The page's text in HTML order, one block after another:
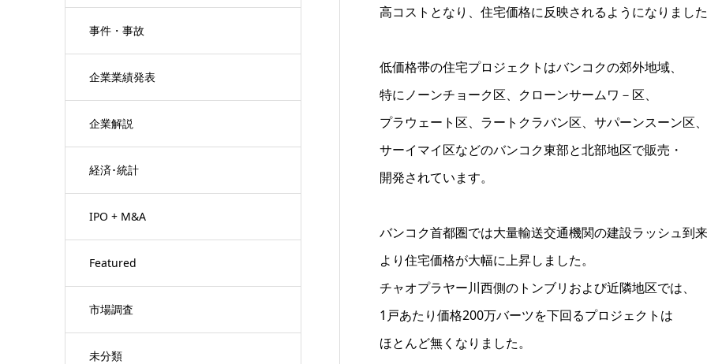
事件・事故
企業業績発表
企業解説
経済･統計
IPO + M&A
Featured
市場調査
未分類
高コストとなり、住宅価格に反映されるようになりました
低価格帯の住宅プロジェクトはバンコクの郊外地域、
特にノーンチョーク区、クローンサームワ－区、
プラウェート区、ラートクラバン区、サパーンスーン区、
サーイマイ区などのバンコク東部と北部地区で販売・
開発されています。
バンコク首都圏では大量輸送交通機関の建設ラッシュ到
より住宅価格が大幅に上昇しました。
チャオプラヤー川西側のトンブリおよび近隣地区では、
1戸あたり価格200万バーツを下回るプロジェクトは
ほとんど無くなりました。